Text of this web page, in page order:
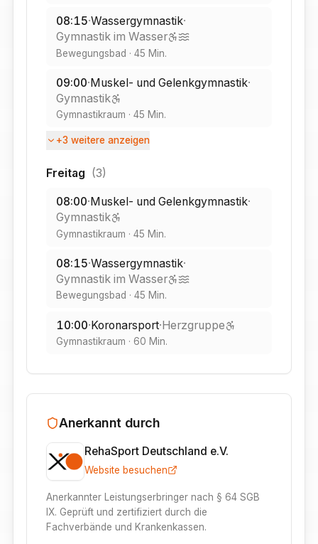
08:15·Wassergymnastik·
Gymnastik im Wasser
Bewegungsbad · 45 Min.
09:00·Muskel- und Gelenkgymnastik·
Gymnastik
Gymnastikraum · 45 Min.
+3 weitere anzeigen
Freitag (3)
08:00· Muskel- und Gelenkgymnastik·
Gymnastik
Gymnastikraum · 45 Min.
08:15·Wassergymnastik·
Gymnastik im Wasser
Bewegungsbad · 45 Min.
10:00·Koronarsport·Herzgruppe
Gymnastikraum · 60 Min.
Anerkannt durch
RehaSport Deutschland e.V.
Website besuchen
Anerkannter Leistungserbringer nach § 64 SGB
IX. Geprüft und zertifiziert durch die
Fachverbände und Krankenkassen.